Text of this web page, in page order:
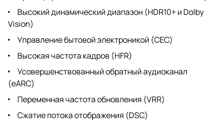
Высокий динамический диапазон (HDR10+ и Dolby
Vision)
Управление бытовой электроникой (CEC)
Высокая частота кадров (HFR)
Усовершенствованный обратный аудиоканал
(eARC)
Переменная частота обновления (VRR)
Сжатие потока отображения (DSC)